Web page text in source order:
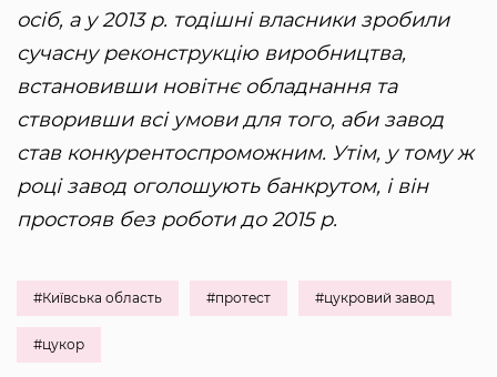
осіб, а у 2013 р. тодішні власники зробили
сучасну реконструкцію виробництва,
встановивши новітнє обладнання та
створивши всі умови для того, аби завод
став конкурентоспроможним. Утім, у тому ж
році завод оголошують банкрутом, і він
простояв без роботи до 2015 р.
#Київська область #протест #цукровий завод
#цукор